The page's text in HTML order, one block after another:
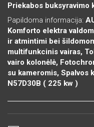
Priekabos buksyravimo
Papildoma informacija:
Komforto elektra
ir atmintimi bei
multifunkcinis vairas,
vairo kolonėlė,
su kameromis, Spalvos
N57D30B ( 225 kw )